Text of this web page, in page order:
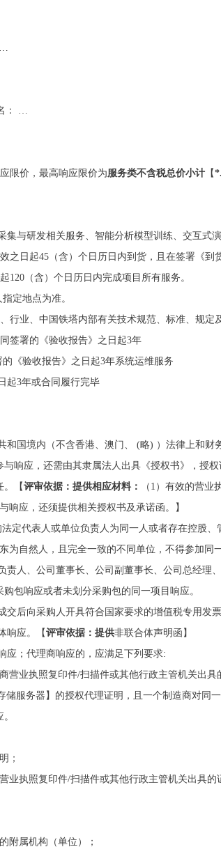
…
： …
限价，最高响应限价为服务类不含税总价小计 【
集与研发相关服务、智能分析模型训练、交互式
日起45（含）个日历日内到货，且在签署《到
（含）个日历日内完成项目所有服务。
定地点为准。
行业、中国铁塔内部有关技术规范、标准、规定
签署的《验收报告》之日起3年
《验收报告》之日起3年系统运维服务
起3年或合同履行完毕
和国境内（不含香港、澳门、 (略) ）法律上和
响应，还需由其隶属法人出具《授权书》，授
。【评审依据：提供相应材料：
（1）有效的营
响应，还须提供相关授权书及承诺函。】
法定代表人或单位负责人为同一人或者存在控股
为自然人，且完全一致的不同单位，不得参加
责人、公司董事长、公司副董事长、公司总经理
包响应或者未划分采购包的同一项目响应。
交后向采购人开具符合国家要求的增值税专用发
响应。【评审依据：提供非联合体声明函】
应；代理商响应的，应满足下列要求:
营业执照复印件/扫描件或其他行政主管机关出具
储服务器】的授权代理证明，且一个制造商对同
；
业执照复印件/扫描件或其他行政主管机关出具
附属机构（单位）；